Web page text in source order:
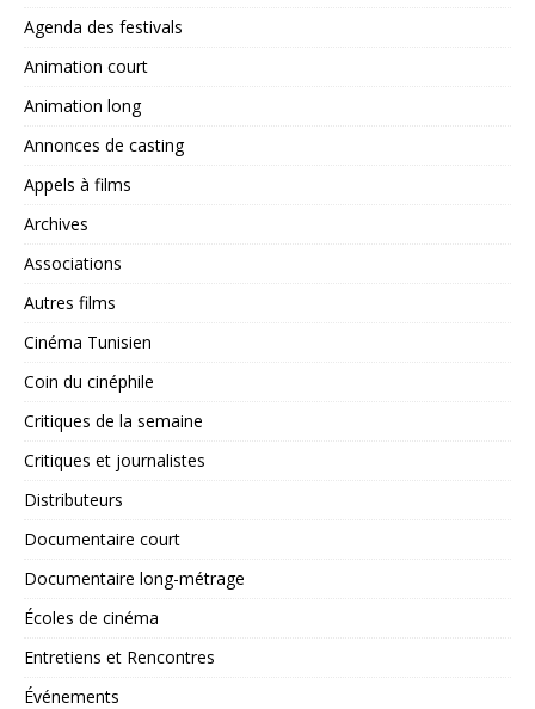
Agenda des festivals
Animation court
Animation long
Annonces de casting
Appels à films
Archives
Associations
Autres films
Cinéma Tunisien
Coin du cinéphile
Critiques de la semaine
Critiques et journalistes
Distributeurs
Documentaire court
Documentaire long-métrage
Écoles de cinéma
Entretiens et Rencontres
Événements